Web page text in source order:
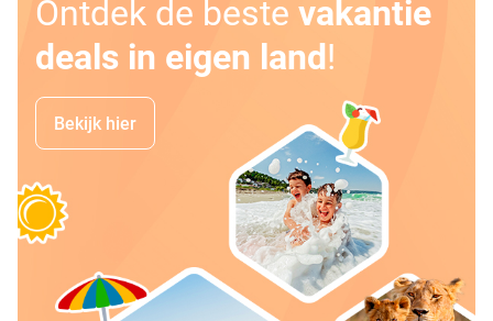
Ontdek de beste vakantie
deals in eigen land!
Bekijk hier